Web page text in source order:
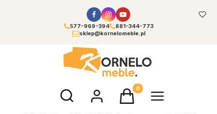
577-969-394
881-344-773
sklep@kornelomeble.pl
Otwórz wyszukiwarkęProdukty w koszyku: 0.